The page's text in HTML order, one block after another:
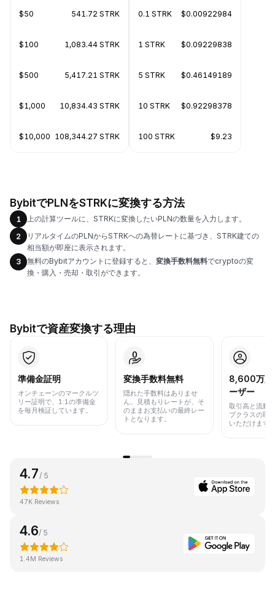
$50 541.72 STRK
$100 1,083.44 STRK
$500 5,417.21 STRK
$1,000 10,834.43 STRK
$10,000 108,344.27 STRK
0.1 STRK $0.00922984
1 STRK $0.09229838
5 STRK $0.46149189
10 STRK $0.92298378
100 STRK $9.23
BybitでPLNをSTRKに変換する方法
1
上の計算ツールに、STRKに変換したいPLNの数量を入力します。
2
リアルタイムのPLNからSTRKへの為替レートに基づき、STRK建ての
相当額が即座に表示されます。
3
無料のBybitアカウントに登録すると、 変換手数料無料でcryptoの変
換・購入・売却・取引ができます。
Bybitで資産変換する理由
準備金証明
オンチェーンのマークルツ
リー証明で、1:1の準備金
を毎月検証しています。
変換手数料無料
隠れた手数料はありませ
ん。見積もりレートが、そ
のままお支払いの最終レー
トとなります。
8,600万人
ーザー
取引高と流動
プクラスの取
いただけます
4.7/ 5
47K Reviews
4.6/ 5
1.4M Reviews